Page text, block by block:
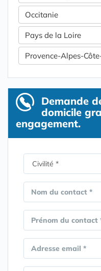
Occitanie
Pays de la Loire
Provence-Alpes-
Demande
domicile
engagement.
Nom du contact *
Prénom du contact
Adresse email *